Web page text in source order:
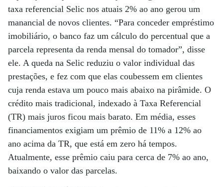
taxa referencial Selic nos atuais 2% ao ano gerou um
manancial de novos clientes. “Para conceder empréstimo
imobiliário, o banco faz um cálculo do percentual que a
parcela representa da renda mensal do tomador”, disse
ele. A queda na Selic reduziu o valor individual das
prestações, e fez com que elas coubessem em clientes
cuja renda estava um pouco mais abaixo na pirâmide. O
crédito mais tradicional, indexado à Taxa Referencial
(TR) mais juros ficou mais barato. Em média, esses
financiamentos exigiam um prêmio de 11% a 12% ao
ano acima da TR, que está em zero há tempos.
Atualmente, esse prêmio caiu para cerca de 7% ao ano,
baixando o valor das parcelas.